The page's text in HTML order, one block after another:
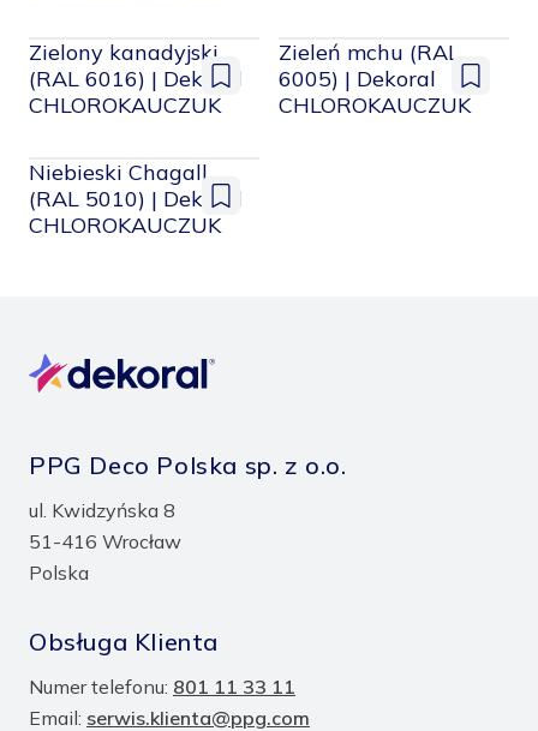
Dodaj
do
Zielony kanadyjski
(RAL 6016) | Dekoral
CHLOROKAUCZUK
Dodaj
do
Zieleń mchu (RAL
6005) | Dekoral
CHLOROKAUCZUK
Dodaj
do
Niebieski Chagall
(RAL 5010) | Dekoral
CHLOROKAUCZUK
PPG Deco Polska sp. z o.o.
ul. Kwidzyńska 8
51-416 Wrocław
Polska
Obsługa Klienta
Numer telefonu: 801 11 33 11
Email: serwis.klienta@ppg.com